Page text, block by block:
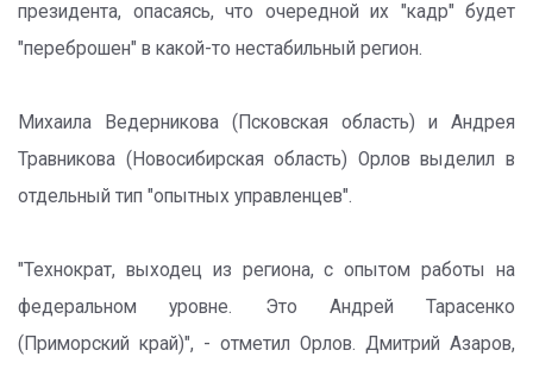
президента, опасаясь, что очередной их "кадр" будет
"переброшен" в какой-то нестабильный регион.
Михаила Ведерникова (Псковская область) и Андрея
Травникова (Новосибирская область) Орлов выделил в
отдельный тип "опытных управленцев".
"Технократ, выходец из региона, с опытом работы на
федеральном уровне. Это Андрей Тарасенко
(Приморский край)", - отметил Орлов. Дмитрий Азаров,